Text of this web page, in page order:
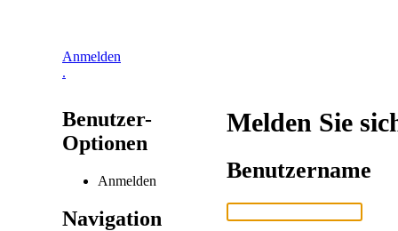
Anmelden
.
Benutzer-
Optionen
Anmelden
Navigation
Melden Sie
Benutzername